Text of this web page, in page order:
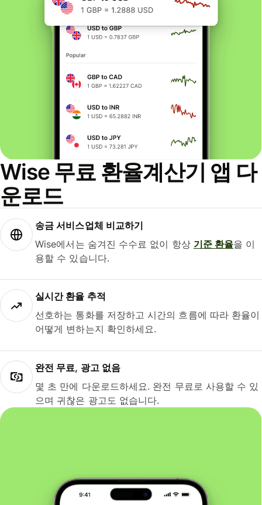
Wise 무료 환율계산기 앱 다
운로드
송금 서비스업체 비교하기
Wise에서는 숨겨진 수수료 없이 항상 기준 환율을 이
용할 수 있습니다.
실시간 환율 추적
선호하는 통화를 저장하고 시간의 흐름에 따라 환율이
어떻게 변하는지 확인하세요.
완전 무료, 광고 없음
몇 초 만에 다운로드하세요. 완전 무료로 사용할 수 있
으며 귀찮은 광고도 없습니다.